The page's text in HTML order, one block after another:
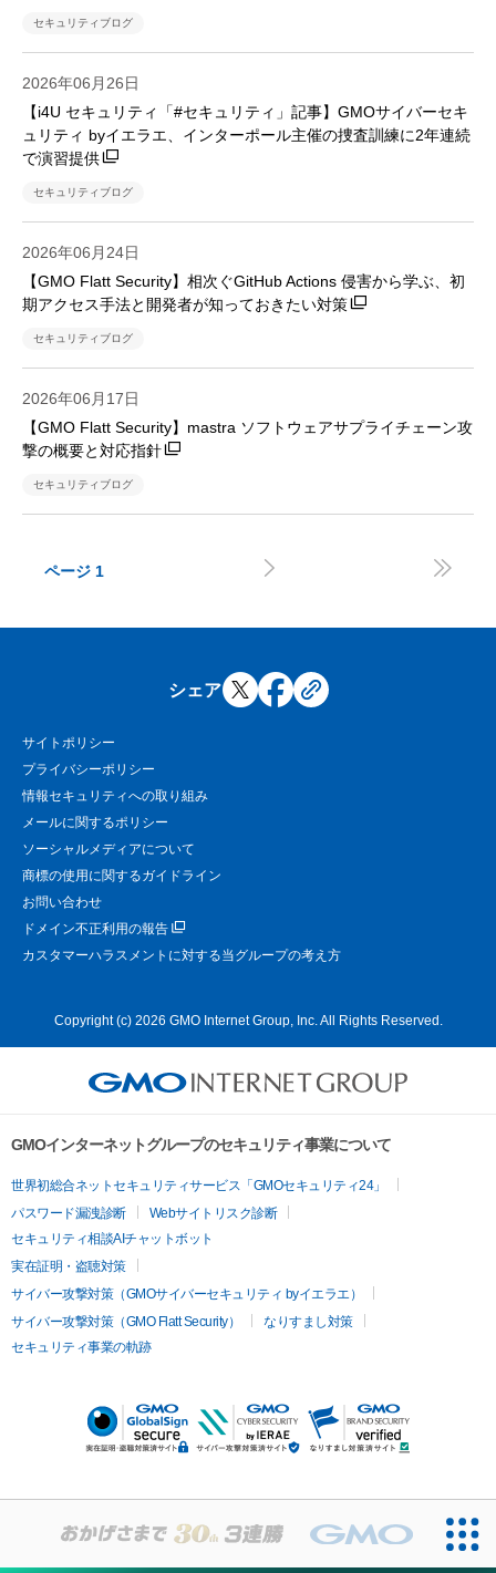
セキュリティブログ
2026年06月26日
【i4U セキュリティ「#セキュリティ」記事】GMOサイバーセキ
ュリティ byイエラエ、インターポール主催の捜査訓練に2年連続
で演習提供
セキュリティブログ
2026年06月24日
【GMO Flatt Security】相次ぐGitHub Actions 侵害から学ぶ、初
期アクセス手法と開発者が知っておきたい対策
セキュリティブログ
2026年06月17日
【GMO Flatt Security】mastra ソフトウェアサプライチェーン攻
撃の概要と対応指針
セキュリティブログ
ページ 1  
シェア
サイトポリシー
プライバシーポリシー
情報セキュリティへの取り組み
メールに関するポリシー
ソーシャルメディアについて
商標の使用に関するガイドライン
お問い合わせ
ドメイン不正利用の報告
カスタマーハラスメントに対する当グループの考え方
Copyright (c) 2026 GMO Internet Group, Inc. All Rights Reserved.
GMOインターネットグループのセキュリティ事業について
世界初総合ネットセキュリティサービス「GMOセキュリティ24」
パスワード漏洩診断
Webサイトリスク診断
セキュリティ相談AIチャットボット
実在証明・盗聴対策
サイバー攻撃対策（GMOサイバーセキュリティ byイエラエ）
サイバー攻撃対策（GMO Flatt Security）
なりすまし対策
セキュリティ事業の軌跡